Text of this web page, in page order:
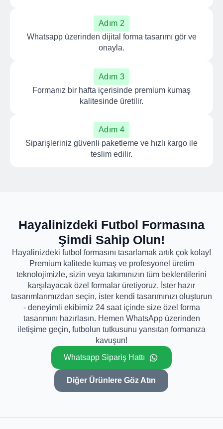
Adım 2
Whatsapp üzerinden dijital forma tasarımı gör ve
onayla.
Adım 3
Formanız bir hafta içerisinde premium kumaş
kalitesinde üretilir.
Adım 4
Siparişleriniz güvenli paketleme ve hızlı kargo ile
teslim edilir.
Hayalinizdeki Futbol Formasına
Şimdi Sahip Olun!
Hayalinizdeki futbol formasını tasarlamak artık çok kolay!
Premium kalitede kumaş ve profesyonel üretim
teknolojimizle, sizin veya takımınızın tüm beklentilerini
karşılayacak özel formalar üretiyoruz. İster hazır
tasarımlarımızdan seçin, ister kendi tasarımınızı oluşturun
- deneyimli ekibimiz 24 saat içinde size özel forma
tasarımını hazırlasın. Hemen WhatsApp üzerinden
iletişime geçin, futbolun tutkusunu yansıtan formanıza
kavuşun!
Whatsapp Sipariş Hattı
Diğer Ürünlere Göz Atın